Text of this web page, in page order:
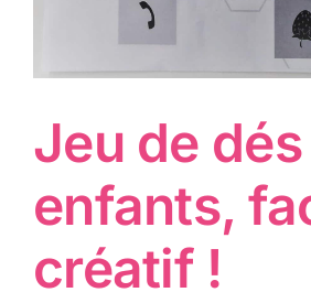
Jeu de
enfants,
créatif !